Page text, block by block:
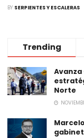
BY SERPIENTES Y ESCALERAS
Trending
Norte